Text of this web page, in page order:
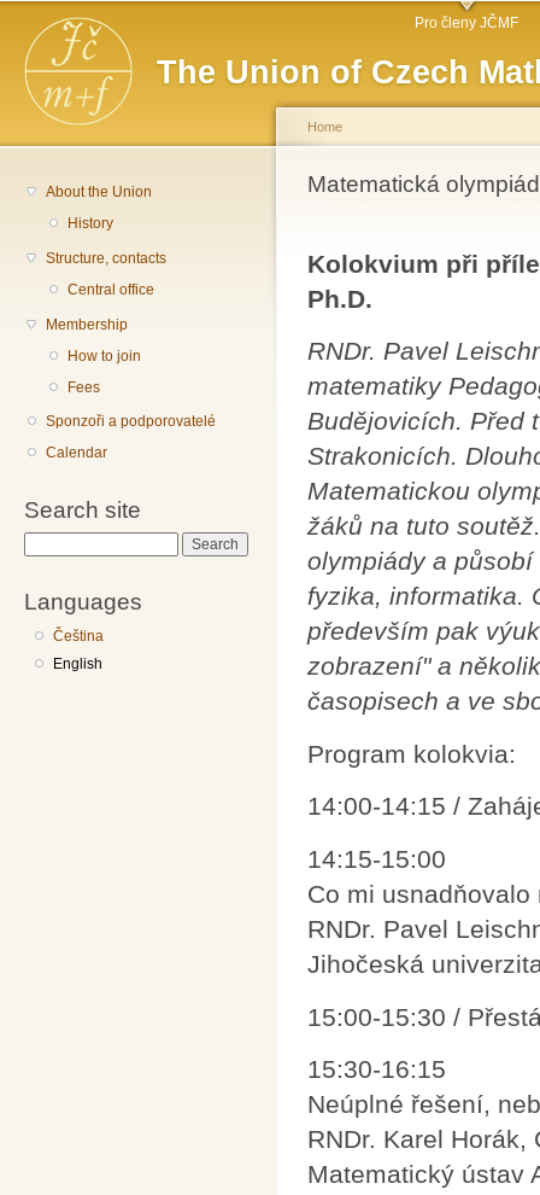
The Union of Czech
Main menu Pro členy JČMF
About the Union
History
Structure, contacts
Central office
Membership
How to join
Fees
Sponzoři a podporovatelé
Calendar
Search site
Languages
Čeština
English
You are here
Home
Matematická
Kolokvium při
Ph.D.
RNDr. Pavel
matematiky
Budějovicích. Před
Strakonicích.
Matematickou
žáků na tuto
olympiády a
fyzika, informatika.
především pak
zobrazení" a
časopisech a ve
Program kolokvia:
14:00-14:15 /
14:15-15:00
Co mi
RNDr. Pavel
Jihočeská
15:00-15:30 /
15:30-16:15
Neúplné řešení,
RNDr. Karel Horák,
Matematický ústav